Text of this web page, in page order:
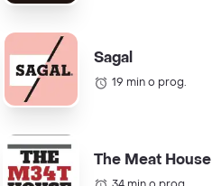
Sagal
19 min o prog.
The Meat House